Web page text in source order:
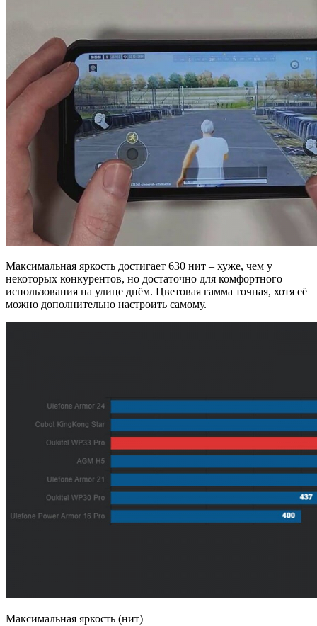
Максимальная яркость достигает 630 нит – хуже, чем у
некоторых конкурентов, но достаточно для комфортного
использования на улице днём. Цветовая гамма точная, хотя её
можно дополнительно настроить самому.
Максимальная яркость (нит)